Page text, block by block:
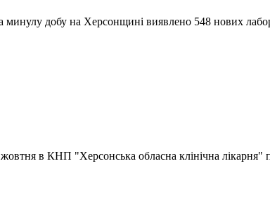
минулу добу на Херсонщині виявлено 548 нових
в КНП "Херсонська обласна клінічна лікарня"